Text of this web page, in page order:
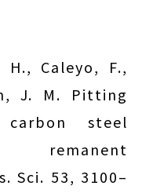
H., Caleyo, F.,
J. M. Pitting
steel
Sci. 53, 3100–